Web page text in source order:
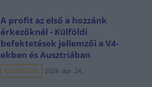
A profit az első a hozzánk
érkezőknél - Külföldi
befektetések jellemzői a V4-
ekben és Ausztriában
ELEMZÉSEK 2026. ápr. 24.